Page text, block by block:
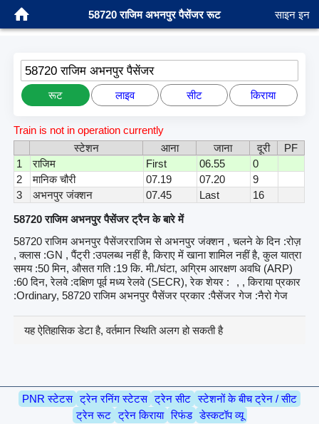
58720 राजिम अभनपुर पैसेंजर रूट साइन इन
58720 राजिम अभनपुर पैसेंजर
रूट लाइव सीट किराया
Train is not in operation currently
स्टेशन
आना जाना दूरी
PF
1
राजिम First 06.55
0
2
मानिक चौरी 07.19 07.20
9
3
अभनपुर जंक्शन 07.45 Last
16
58720 राजिम अभनपुर पैसेंजर ट्रैन के बारे में
58720 राजिम अभनपुर पैसेंजरराजिम से अभनपुर जंक्शन , चलने के दिन :रोज़
, क्लास :GN , पैंट्री :उपलब्ध नहीं है, किराए में खाना शामिल नहीं है, कुल यात्रा
समय :50 मिन, औसत गति :19 कि. मी./घंटा, अग्रिम आरक्षण अवधि (ARP)
:60 दिन, रेलवे :दक्षिण पूर्व मध्य रेलवे (SECR), रेक शेयर :
, , किराया प्रकार
:Ordinary, 58720 राजिम अभनपुर पैसेंजर प्रकार :पैसेंजर गेज :नैरो गेज
यह ऐतिहासिक डेटा है, वर्तमान स्थिति अलग हो सकती है
PNR स्टेटस ट्रेन रनिंग स्टेटस ट्रेन सीट स्टेशनों के बीच ट्रेन / सीट
ट्रेन रूट ट्रेन किराया रिफंड डेस्कटॉप व्यू